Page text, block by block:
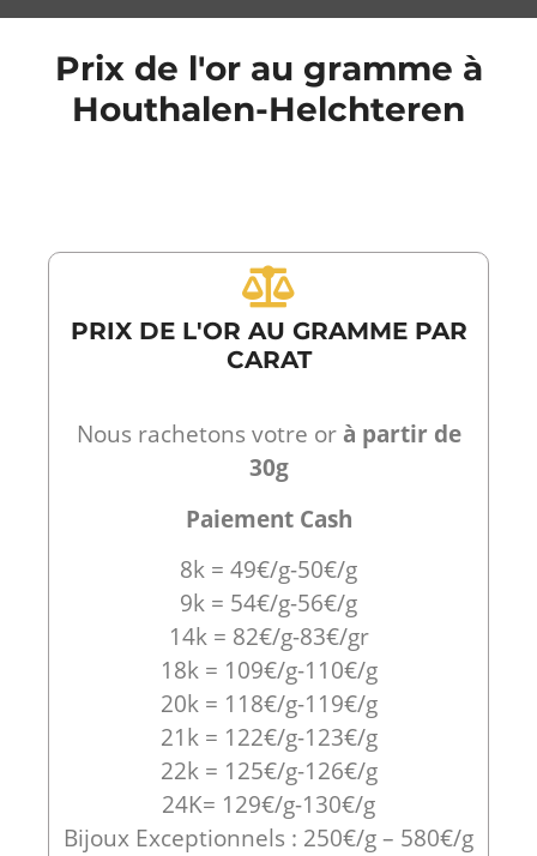
Prix de l'or au gramme à
Houthalen-Helchteren
PRIX DE L'OR AU GRAMME PAR
CARAT
Nous rachetons votre orà partir de
30g
Paiement Cash
8k = 49€/g-50€/g
9k = 54€/g-56€/g
14k = 82€/g-83€/gr
18k = 109€/g-110€/g
20k = 118€/g-119€/g
21k = 122€/g-123€/g
22k = 125€/g-126€/g
24K= 129€/g-130€/g
Bijoux Exceptionnels : 250€/g – 580€/g